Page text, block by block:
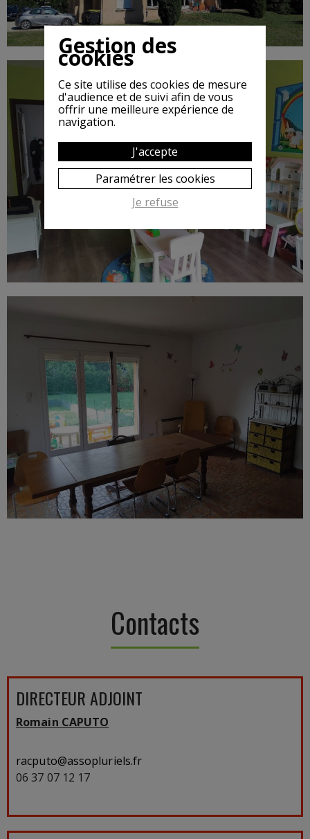
Contacts
DIRECTEUR ADJOINT
Romain CAPUTO
racputo@assopluriels.fr
06 37 07 12 17
Gestion des
cookies
Ce site utilise des cookies de mesure
d'audience et de suivi afin de vous
offrir une meilleure expérience de
navigation.
J'accepte
Paramétrer les cookies
Je refuse